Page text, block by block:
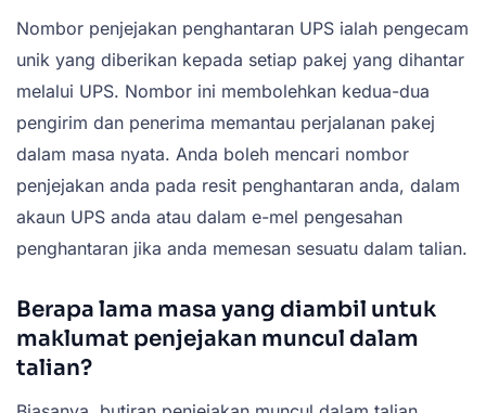
Nombor penjejakan penghantaran UPS ialah pengecam
unik yang diberikan kepada setiap pakej yang dihantar
melalui UPS. Nombor ini membolehkan kedua-dua
pengirim dan penerima memantau perjalanan pakej
dalam masa nyata. Anda boleh mencari nombor
penjejakan anda pada resit penghantaran anda, dalam
akaun UPS anda atau dalam e-mel pengesahan
penghantaran jika anda memesan sesuatu dalam talian.
Berapa lama masa yang diambil untuk
maklumat penjejakan muncul dalam
talian?